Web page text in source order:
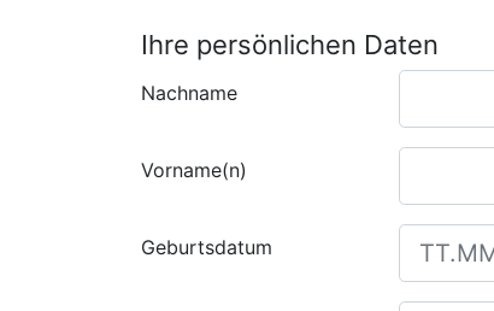
Ihre persönlichen Daten
Nachname
Vorname(n)
Geburtsdatum